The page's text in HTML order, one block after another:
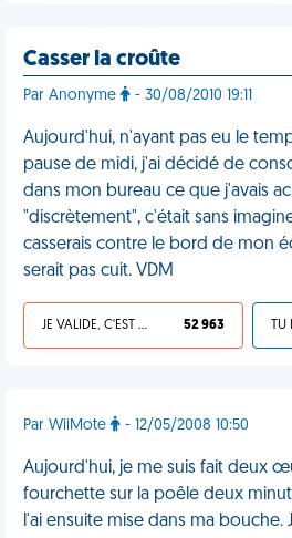
Casser la croûte
Par Anonyme - 30/08/2010 19:11
Aujourd'hui, n'ayant pas eu le
pause de midi, j'ai décidé de
dans mon bureau ce que j'avais
"discrètement", c'était sans
casserais contre le bord de mon
serait pas cuit. VDM
JE VALIDE, C'EST UNE VDM 52 963
Par WiiMote - 12/05/2008 10:50
Aujourd'hui, je me suis fait deux
fourchette sur la poêle deux
l'ai ensuite mise dans ma bouche.